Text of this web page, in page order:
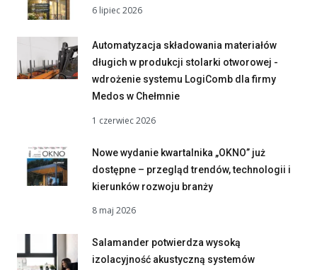
6 lipiec 2026
Automatyzacja składowania materiałów
długich w produkcji stolarki otworowej -
wdrożenie systemu LogiComb dla firmy
Medos w Chełmnie
1 czerwiec 2026
Nowe wydanie kwartalnika „OKNO” już
dostępne – przegląd trendów, technologii i
kierunków rozwoju branży
8 maj 2026
Salamander potwierdza wysoką
izolacyjność akustyczną systemów